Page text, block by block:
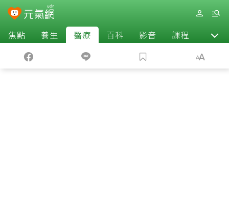
焦點 養生 醫療 百科 影音 課程 退休